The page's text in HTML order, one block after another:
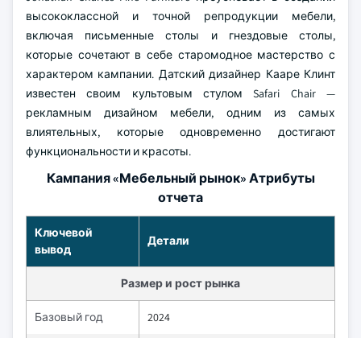
высококлассной и точной репродукции мебели,
включая письменные столы и гнездовые столы,
которые сочетают в себе старомодное мастерство с
характером кампании. Датский дизайнер Кааре Клинт
известен своим культовым стулом Safari Chair —
рекламным дизайном мебели, одним из самых
влиятельных, которые одновременно достигают
функциональности и красоты.
Кампания «Мебельный рынок» Атрибуты
отчета
Ключевой
вывод
Детали
Размер и рост рынка
Базовый год 2024